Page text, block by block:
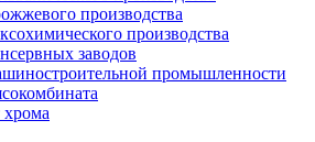
производства
производства
заводов
промышленности
хрома